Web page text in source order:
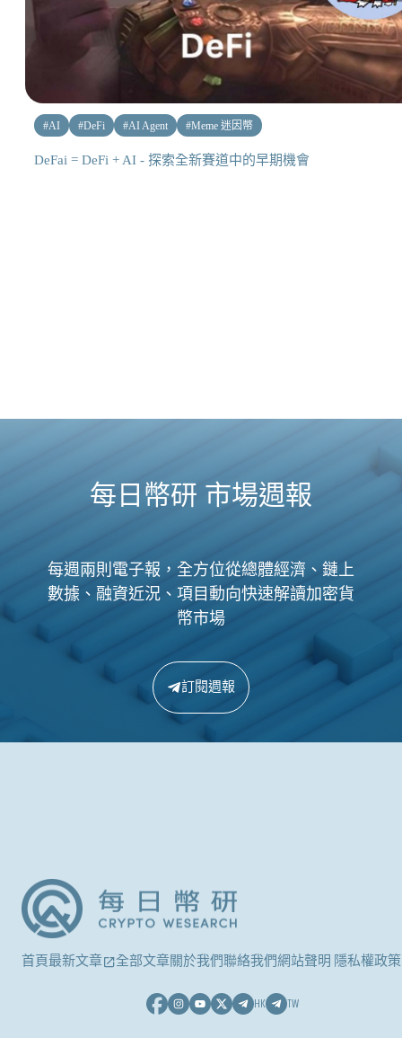
#AI #DeFi #AI Agent #Meme 迷因幣
DeFai = DeFi + AI - 探索全新賽道中的早期機會
每日幣研 市場週報
每週兩則電子報，全方位從總體經濟、鏈上
數據、融資近況、項目動向快速解讀加密貨
幣市場
訂閱週報
首頁最新文章 全部文章關於我們聯絡我們網站聲明 隱私權政策
HK TW